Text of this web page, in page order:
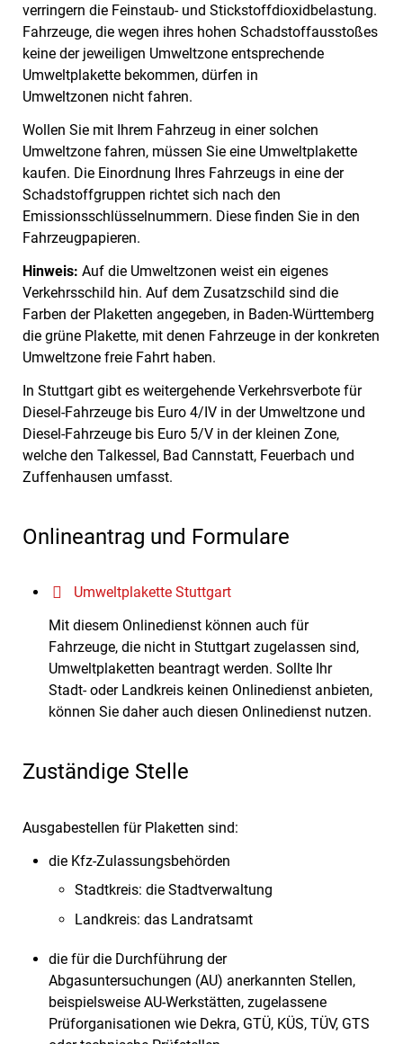
verringern die Feinstaub- und Stickstoffdioxidbelastung.
Fahrzeuge, die wegen ihres hohen Schadstoffausstoßes
keine der jeweiligen Umweltzone entsprechende
Umweltplakette bekommen, dürfen in
Umweltzonen nicht fahren.
Wollen Sie mit Ihrem Fahrzeug in einer solchen
Umweltzone fahren, müssen Sie eine Umweltplakette
kaufen. Die Einordnung Ihres Fahrzeugs in eine der
Schadstoffgruppen richtet sich nach den
Emissionsschlüsselnummern. Diese finden Sie in den
Fahrzeugpapieren.
Hinweis: Auf die Umweltzonen weist ein eigenes
Verkehrsschild hin. Auf dem Zusatzschild sind die
Farben der Plaketten angegeben, in Baden-Württemberg
die grüne Plakette, mit denen Fahrzeuge in der konkreten
Umweltzone freie Fahrt haben.
In Stuttgart gibt es weitergehende Verkehrsverbote für
Diesel-Fahrzeuge bis Euro 4/IV in der Umweltzone und
Diesel-Fahrzeuge bis Euro 5/V in der kleinen Zone,
welche den Talkessel, Bad Cannstatt, Feuerbach und
Zuffenhausen umfasst.
Onlineantrag und Formulare
Umweltplakette Stuttgart
Mit diesem Onlinedienst können auch für
Fahrzeuge, die nicht in Stuttgart zugelassen sind,
Umweltplaketten beantragt werden. Sollte Ihr
Stadt- oder Landkreis keinen Onlinedienst anbieten,
können Sie daher auch diesen Onlinedienst nutzen.
Zuständige Stelle
Ausgabestellen für Plaketten sind:
die Kfz-Zulassungsbehörden
Stadtkreis: die Stadtverwaltung
Landkreis: das Landratsamt
die für die Durchführung der
Abgasuntersuchungen (AU) anerkannten Stellen,
beispielsweise AU-Werkstätten, zugelassene
Prüforganisationen wie Dekra, GTÜ, KÜS, TÜV, GTS